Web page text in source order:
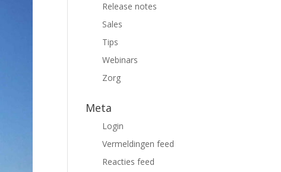
Release notes
Sales
Tips
Webinars
Zorg
Meta
Login
Vermeldingen feed
Reacties feed